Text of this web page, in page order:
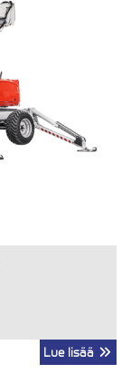
Lue lisää